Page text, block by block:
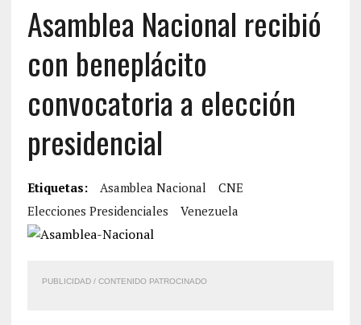
Asamblea Nacional recibió
con beneplácito
convocatoria a elección
presidencial
Etiquetas: Asamblea Nacional
CNE
Elecciones Presidenciales
Venezuela
PUBLICIDAD / CONTENIDO PATROCINADO